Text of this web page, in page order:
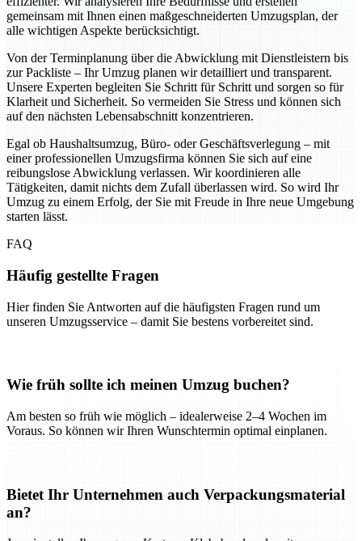
gemeinsam mit Ihnen einen maßgeschneiderten Umzugsplan, der
alle wichtigen Aspekte berücksichtigt.
Von der Terminplanung über die Abwicklung mit Dienstleistern bis
zur Packliste – Ihr Umzug planen wir detailliert und transparent.
Unsere Experten begleiten Sie Schritt für Schritt und sorgen so für
Klarheit und Sicherheit. So vermeiden Sie Stress und können sich
auf den nächsten Lebensabschnitt konzentrieren.
Egal ob Haushaltsumzug, Büro- oder Geschäftsverlegung – mit
einer professionellen Umzugsfirma können Sie sich auf eine
reibungslose Abwicklung verlassen. Wir koordinieren alle
Tätigkeiten, damit nichts dem Zufall überlassen wird. So wird Ihr
Umzug zu einem Erfolg, der Sie mit Freude in Ihre neue Umgebung
starten lässt.
FAQ
Häufig gestellte Fragen
Hier finden Sie Antworten auf die häufigsten Fragen rund um
unseren Umzugsservice – damit Sie bestens vorbereitet sind.
Wie früh sollte ich meinen Umzug buchen?
Am besten so früh wie möglich – idealerweise 2–4 Wochen im
Voraus. So können wir Ihren Wunschtermin optimal einplanen.
Bietet Ihr Unternehmen auch Verpackungsmaterial
an?